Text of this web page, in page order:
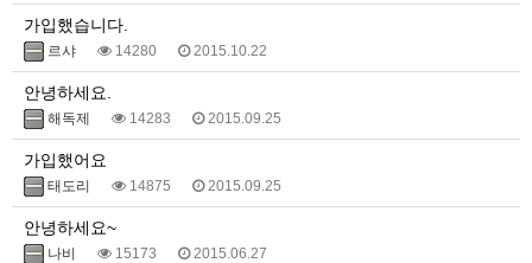
가입했습니다.
르샤 14280 2015.10.22
안녕하세요.
해독제 14283 2015.09.25
가입했어요
태도리 14875 2015.09.25
안녕하세요~
나비 15173 2015.06.27